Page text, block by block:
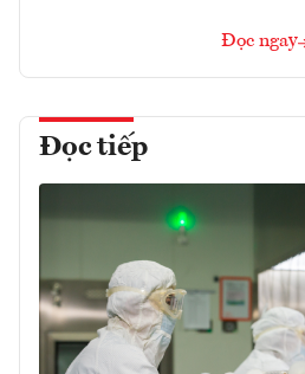
Đọc ngay
Đọc tiếp